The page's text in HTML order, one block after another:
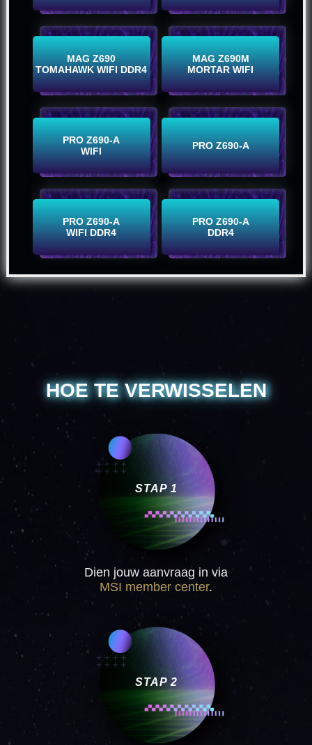
MAG Z690
TOMAHAWK WIFI DDR4
Koop nu
MAG Z690M
MORTAR WIFI
Koop nu
PRO Z690-A
WIFI
Koop nu PRO Z690-A
Koop nu
PRO Z690-A
WIFI DDR4
Koop nu
PRO Z690-A
DDR4
Koop nu
HOE TE VERWISSELEN
STAP 1
Dien jouw aanvraag in via
MSI member center.
STAP 2